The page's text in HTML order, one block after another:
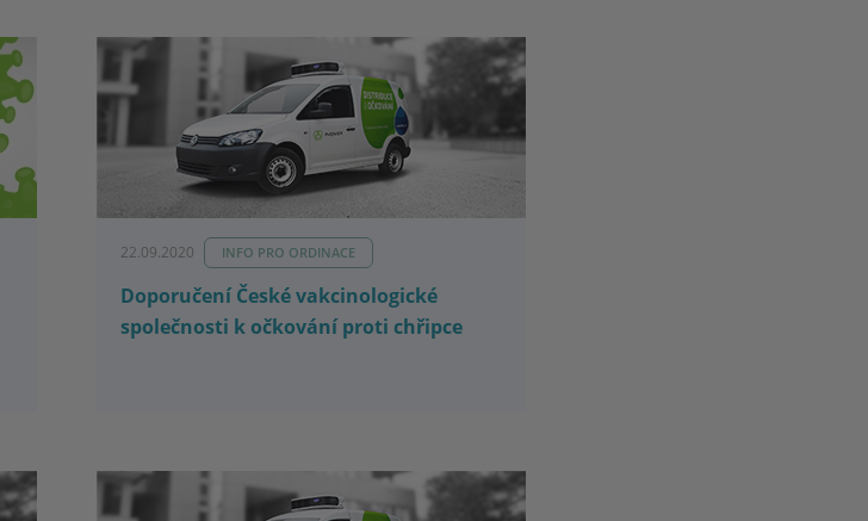
22.09.2020 INFO PRO ORDINACE
Doporučení České vakcinologické
společnosti k očkování proti chřipce